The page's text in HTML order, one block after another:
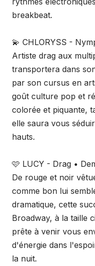
breakbeat.
💫 CHLORYSS -
Artiste drag aux
transportera dans
par son cursus en
goût culture pop et
colorée et piquante,
elle saura vous
hauts.
​🩷 LUCY - Drag •
De rouge et noir
comme bon lui
dramatique, cette
Broadway, à la taille
prête à venir vous
d'énergie dans
la nuit.